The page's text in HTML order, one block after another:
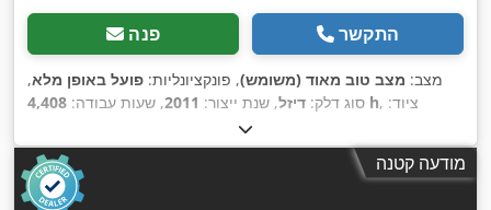
פנה התקשר
מצב: מצב טוב מאוד (משומש), פונקציונליות: פועל באופן מלא,
סוג דלק: דיזל, שנת ייצור: 2011, שעות עבודה: 4,408 h , ציוד:
הידראוליקה של גריפר, הנעה בכל הגלגלים, מחשב רכב, פנסים
נוספים, רמת רעש נמוכה,
מודעה קטנה